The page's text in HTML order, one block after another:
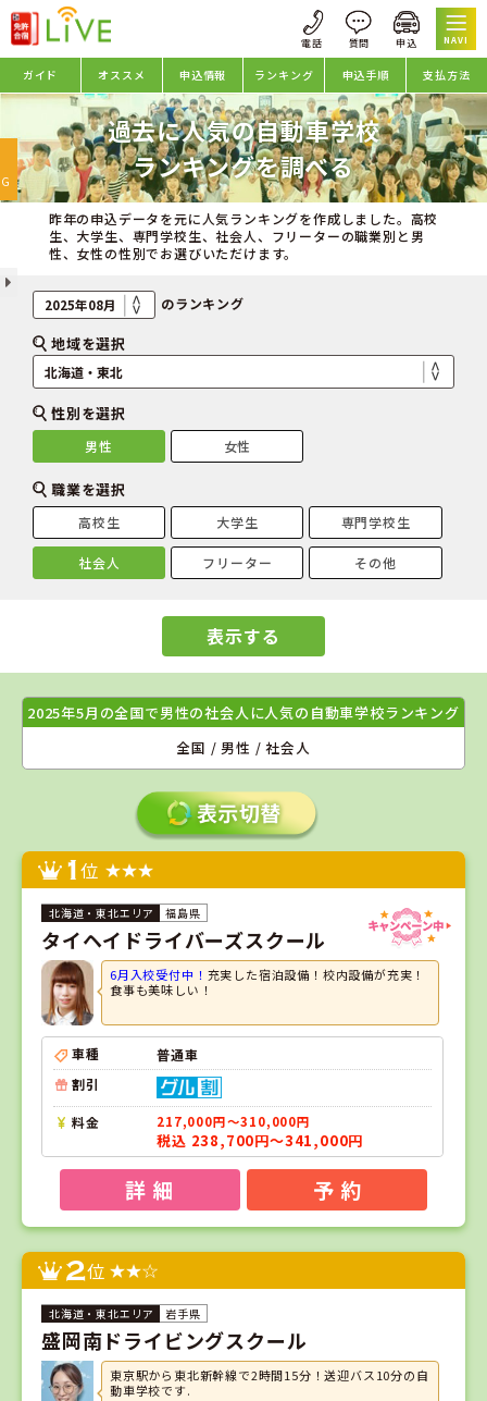
NAVI
ガイド オススメ 申込情報 ランキング 申込手順 支払方法
過去に人気の自動車学校
ランキングを調べる
昨年の申込データを元に人気ランキングを作成しました。高校
生、大学生、専門学校生、社会人、フリーターの職業別と男
性、女性の性別でお選びいただけます。
のランキング
地域を選択
性別を選択
男性 女性
職業を選択
高校生 大学生 専門学校生
社会人 フリーター その他
表示する
2025年5月の全国で男性の社会人に人気の自動車学校ランキング
全国 / 男性 / 社会人
1位
福島県
タイヘイドライバーズスクール
6月入校受付中！ 充実した宿泊設備！校内設備が充実！
食事も美味しい！
車種
普通車
割引
料金 217,000円～310,000円
税込 238,700円～341,000円
詳 細 予 約
2位
岩手県
盛岡南ドライビングスクール
東京駅から東北新幹線で2時間15分！送迎バス10分の自
動車学校です.